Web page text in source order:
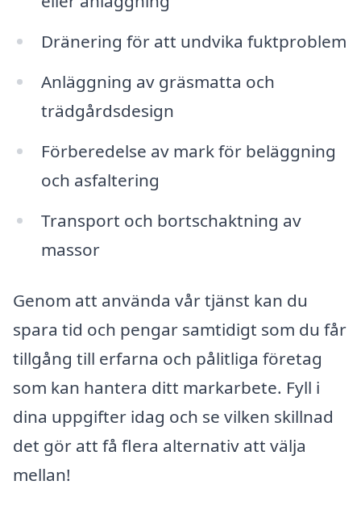
Dränering för att undvika fuktproblem
Anläggning av gräsmatta och
trädgårdsdesign
Förberedelse av mark för beläggning
och asfaltering
Transport och bortschaktning av
massor
Genom att använda vår tjänst kan du
spara tid och pengar samtidigt som du får
tillgång till erfarna och pålitliga företag
som kan hantera ditt markarbete. Fyll i
dina uppgifter idag och se vilken skillnad
det gör att få flera alternativ att välja
mellan!